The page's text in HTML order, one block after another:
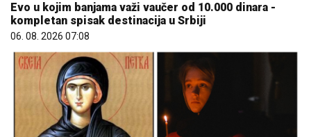
Evo u kojim banjama važi vaučer od 10.000 dinara -
kompletan spisak destinacija u Srbiji
06. 08. 2026 07:08